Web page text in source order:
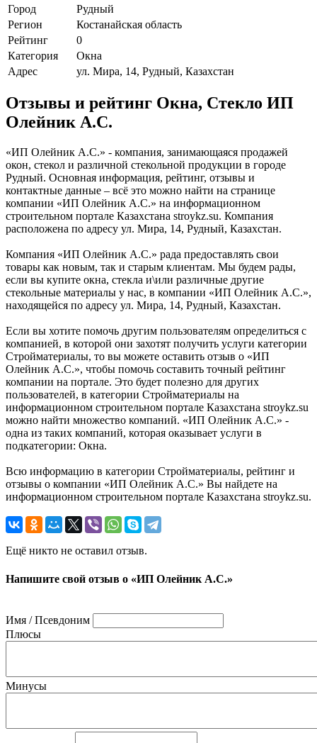
Город
Рудный
Регион
Костанайская область
Рейтинг
0
Категория
Окна
Адрес
ул. Мира, 14, Рудный, Казахстан
Отзывы и рейтинг Окна, Стекло ИП
Олейник А.С.
«ИП Олейник А.С.» - компания, занимающаяся продажей
окон, стекол и различной стекольной продукции в городе
Рудный. Основная информация, рейтинг, отзывы и
контактные данные – всё это можно найти на странице
компании «ИП Олейник А.С.» на информационном
строительном портале Казахстана stroykz.su. Компания
расположена по адресу ул. Мира, 14, Рудный, Казахстан.
Компания «ИП Олейник А.С.» рада предоставлять свои
товары как новым, так и старым клиентам. Мы будем рады,
если вы купите окна, стекла и\или различные другие
стекольные материалы у нас, в компании «ИП Олейник А.С.»,
находящейся по адресу ул. Мира, 14, Рудный, Казахстан.
Если вы хотите помочь другим пользователям определиться с
компанией, в которой они захотят получить услуги категории
Стройматериалы, то вы можете оставить отзыв о «ИП
Олейник А.С.», чтобы помочь составить точный рейтинг
компании на портале. Это будет полезно для других
пользователей, в категории Стройматериалы на
информационном строительном портале Казахстана stroykz.su
можно найти множество компаний. «ИП Олейник А.С.» -
одна из таких компаний, которая оказывает услуги в
подкатегории: Окна.
Всю информацию в категории Стройматериалы, рейтинг и
отзывы о компании «ИП Олейник А.С.» Вы найдете на
информационном строительном портале Казахстана stroykz.su.
Ещё никто не оставил отзыв.
Напишите свой отзыв о «ИП Олейник А.С.»
Имя / Псевдоним
Плюсы
Минусы